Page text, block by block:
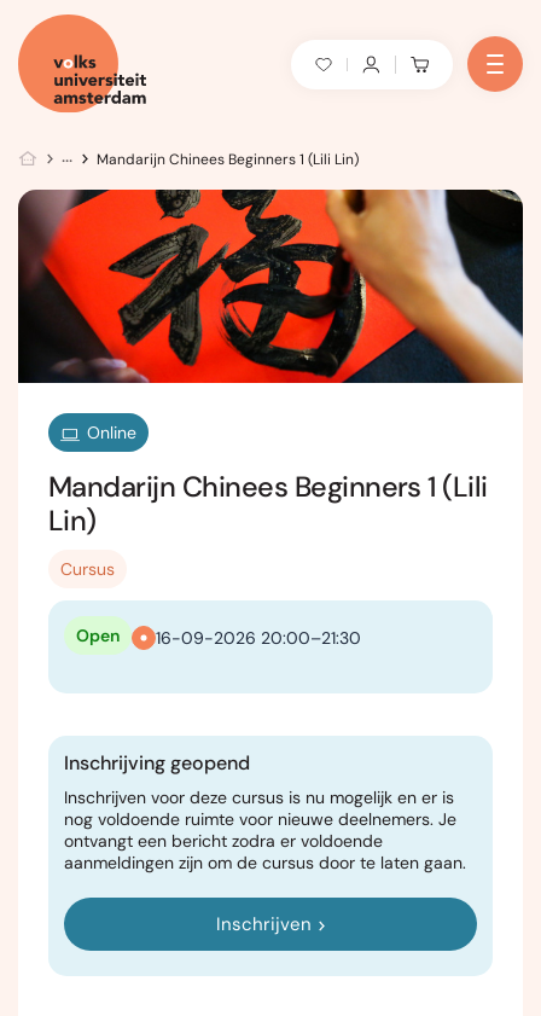
Mandarijn Chinees Beginners 1 (Lili Lin)
Online
Mandarijn Chinees Beginners 1 (Lili
Lin)
Cursus
16-09-2026 20:00–21:30
Open
Inschrijving geopend
Inschrijven voor deze cursus is nu mogelijk en er is
nog voldoende ruimte voor nieuwe deelnemers. Je
ontvangt een bericht zodra er voldoende
aanmeldingen zijn om de cursus door te laten gaan.
Inschrijven